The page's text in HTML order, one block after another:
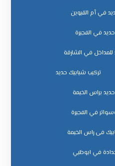
في أم القيوين
في الفجيرة
للمداخل في الشارقة
تركيب شبابيك حديد
براس الخيمة
في الفجيرة
فى راس الخيمة
في ابوظبي